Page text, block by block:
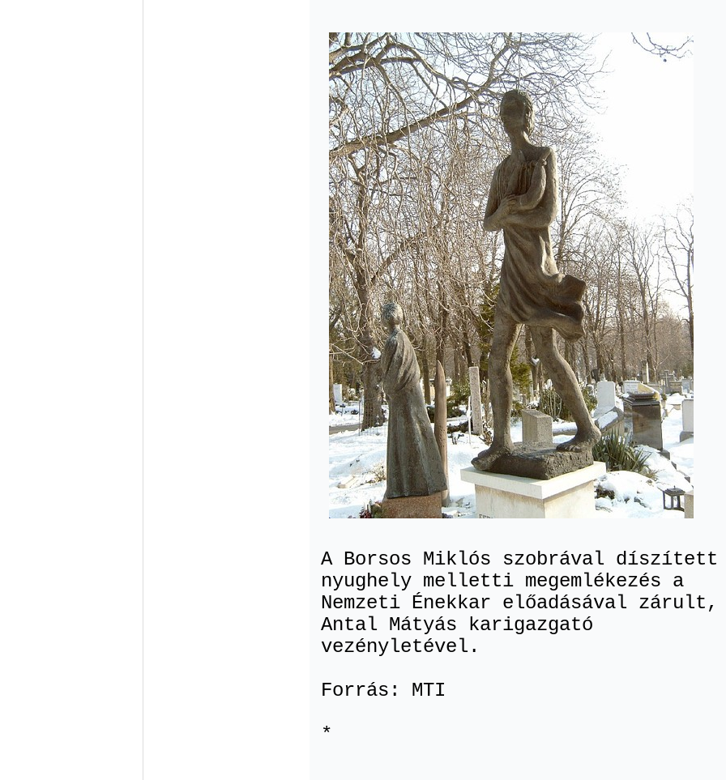
A Borsos Miklós szobrával díszített
nyughely melletti megemlékezés a
Nemzeti Énekkar előadásával zárult,
Antal Mátyás karigazgató
vezényletével.
Forrás: MTI
*